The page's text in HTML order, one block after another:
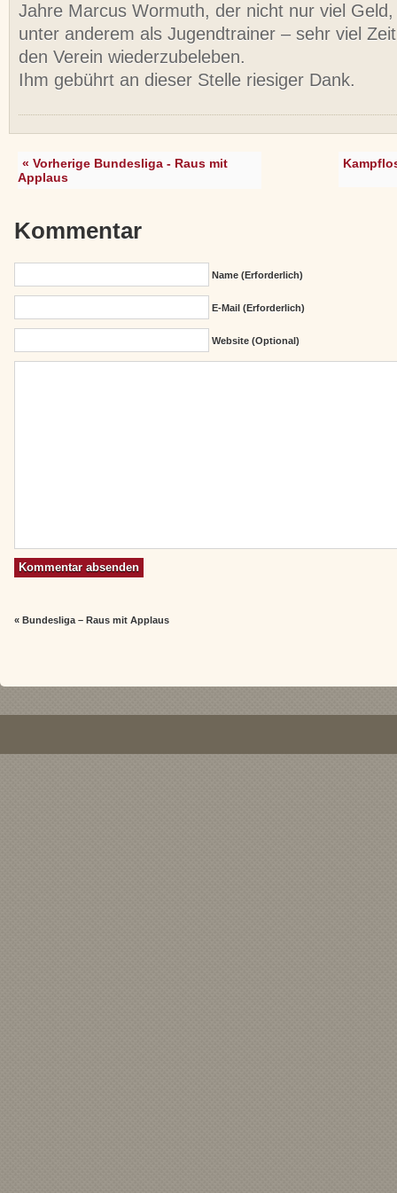
Jahre Marcus Wormuth, der nicht nur viel
unter anderem als Jugendtrainer – sehr viel
den Verein wiederzubeleben.
Ihm gebührt an dieser Stelle riesiger Dank.
« Vorherige Bundesliga - Raus mit
Applaus
Kommentar
Name (erforderlich)
E-Mail (erforderlich)
Website (Optional)
«Bundesliga – Raus mit Applaus